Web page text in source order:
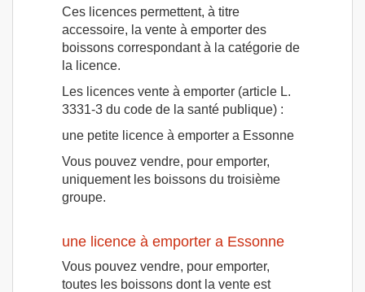
Ces licences permettent, à titre
accessoire, la vente à emporter des
boissons correspondant à la catégorie de
la licence.
Les licences vente à emporter (article L.
3331-3 du code de la santé publique) :
une petite licence à emporter a Essonne
Vous pouvez vendre, pour emporter,
uniquement les boissons du troisième
groupe.
une licence à emporter a Essonne
Vous pouvez vendre, pour emporter,
toutes les boissons dont la vente est